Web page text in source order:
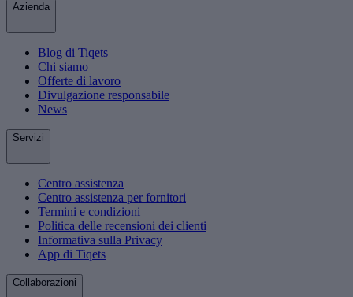
Azienda
Blog di Tiqets
Chi siamo
Offerte di lavoro
Divulgazione responsabile
News
Servizi
Centro assistenza
Centro assistenza per fornitori
Termini e condizioni
Politica delle recensioni dei clienti
Informativa sulla Privacy
App di Tiqets
Collaborazioni